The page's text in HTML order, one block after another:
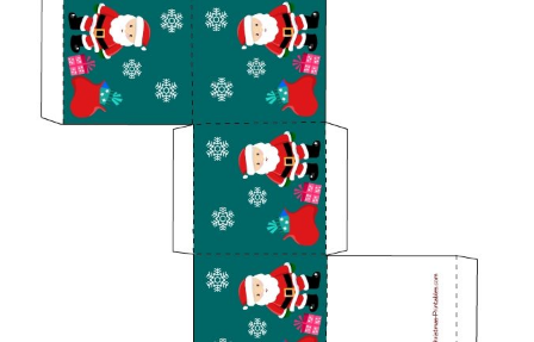
(Foto: christmas-printables.com)